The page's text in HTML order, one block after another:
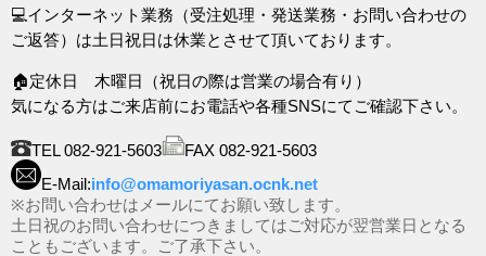
💻インターネット業務（受注処理・発送業務・お問い合わせの
ご返答）は土日祝日は休業とさせて頂いております。
🏠定休日 木曜日（祝日の際は営業の場合有り）
気になる方はご来店前にお電話や各種SNSにてご確認下さい。
TEL 082-921-5603
FAX 082-921-5603
E-Mail:info@omamoriyasan.ocnk.net
※お問い合わせはメールにてお願い致します。
土日祝のお問い合わせにつきましてはご対応が翌営業日となる
こともございます。ご了承下さい。